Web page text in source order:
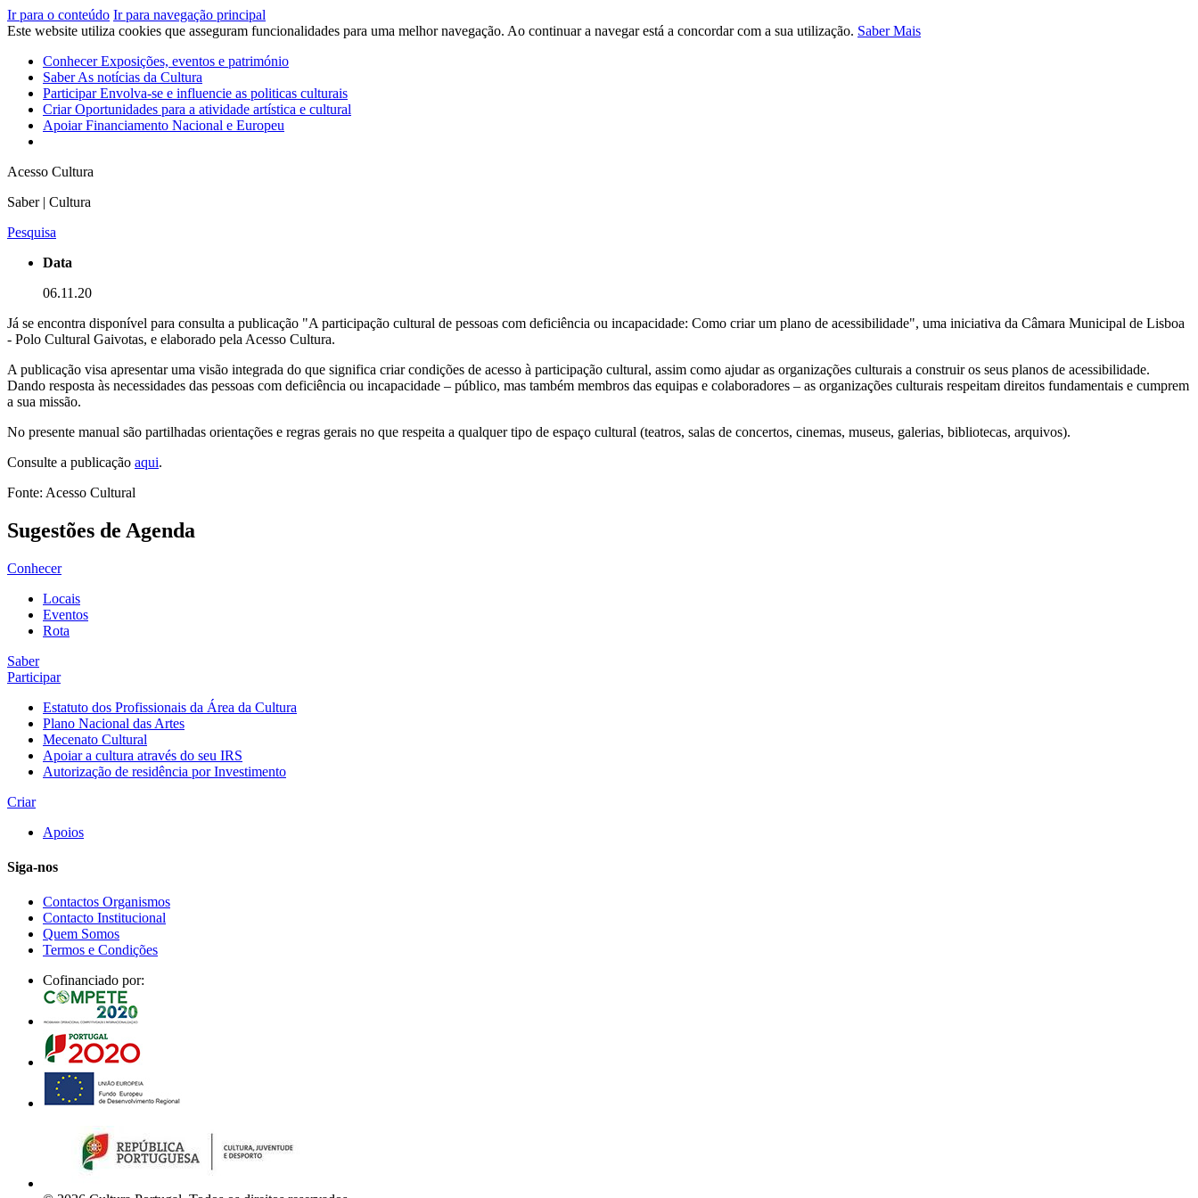
Ir para o conteúdo Ir para navegação principal
Este website utiliza cookies que asseguram funcionalidades para uma melhor navegação. Ao continuar a navegar está a concordar com a sua utilização. Saber Mais
ConhecerExposições, eventos e património
SaberAs notícias da Cultura
ParticiparEnvolva-se e influencie as politicas culturais
CriarOportunidades para a atividade artística e cultural
ApoiarFinanciamento Nacional e Europeu
Acesso Cultura
Saber | Cultura
Pesquisa
Data
06.11.20
Já se encontra disponível para consulta a publicação "A participação cultural de pessoas com deficiência ou incapacidade: Como criar um plano de acessibilidade", uma iniciativa da Câmara Municipal de Lisboa
- Polo Cultural Gaivotas, e elaborado pela Acesso Cultura.
A publicação visa apresentar uma visão integrada do que significa criar condições de acesso à participação cultural, assim como ajudar as organizações culturais a construir os seus planos de acessibilidade.
Dando resposta às necessidades das pessoas com deficiência ou incapacidade – público, mas também membros das equipas e colaboradores – as organizações culturais respeitam direitos fundamentais e cumprem
a sua missão.
No presente manual são partilhadas orientações e regras gerais no que respeita a qualquer tipo de espaço cultural (teatros, salas de concertos, cinemas, museus, galerias, bibliotecas, arquivos).
Consulte a publicação aqui.
Fonte: Acesso Cultural
Sugestões de Agenda
Conhecer
Locais
Eventos
Rota
Saber
Participar
Estatuto dos Profissionais da Área da Cultura
Plano Nacional das Artes
Mecenato Cultural
Apoiar a cultura através do seu IRS
Autorização de residência por Investimento
Criar
Apoios
Siga-nos
Contactos Organismos
Contacto Institucional
Quem Somos
Termos e Condições
Cofinanciado por: